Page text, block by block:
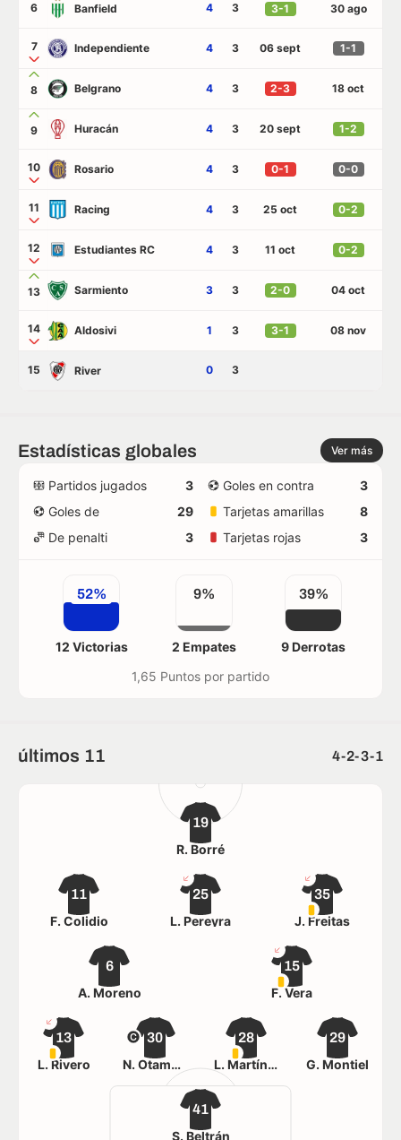
6 Banfield 4 3 3-1 30 ago
7 Independiente 4 3 06 sept 1-1
8 Belgrano 4 3 2-3 18 oct
9 Huracán 4 3 20 sept 1-2
10 Rosario 4 3 0-1 0-0
11 Racing 4 3 25 oct 0-2
12 Estudiantes RC 4 3 11 oct 0-2
13 Sarmiento 3 3 2-0 04 oct
14 Aldosivi 1 3 3-1 08 nov
15 River 0 3
Estadísticas globales Ver más
Partidos jugados 3 Goles en contra
3
Goles de
29 Tarjetas amarillas
8
De penalti
3 Tarjetas rojas 3
52%
12 Victorias
9%
2 Empates
39%
9 Derrotas
1,65 Puntos por partido
últimos 11 4-2-3-1
41
S. Beltrán
13
L. Rivero
30
N. Otamendi
28
L. Martínez Quarta
29
G. Montiel
6
A. Moreno
15
F. Vera
11
F. Colidio
25
L. Pereyra
35
J. Freitas
19
R. Borré